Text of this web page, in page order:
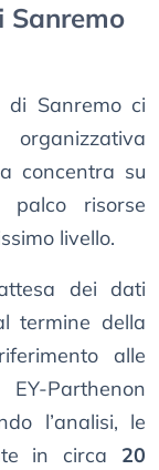
Sanremo
di Sanremo ci
concentra su
risorse
livello.
dei dati
termine della
alle
Parthenon
l’analisi, le
in circa 20